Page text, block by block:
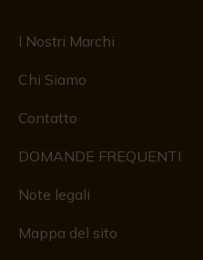
I Nostri Marchi
Chi Siamo
Contatto
DOMANDE FREQUENTI
Note legali
Mappa del sito